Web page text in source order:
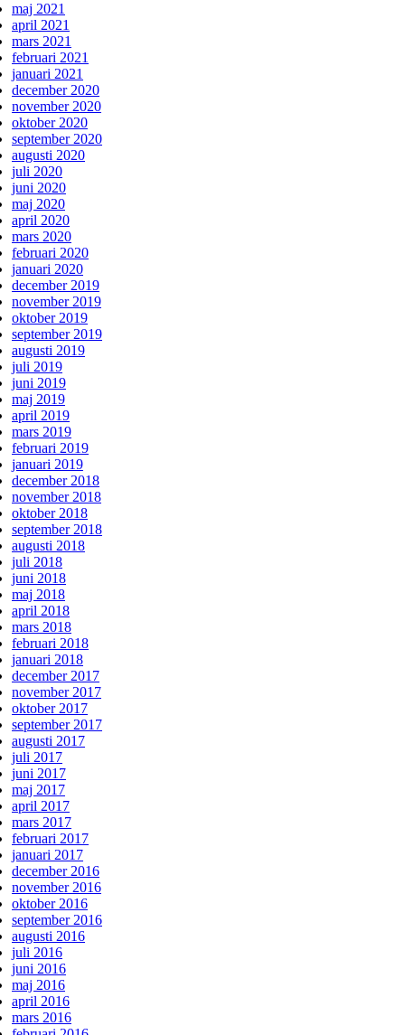
maj 2021
april 2021
mars 2021
februari 2021
januari 2021
december 2020
november 2020
oktober 2020
september 2020
augusti 2020
juli 2020
juni 2020
maj 2020
april 2020
mars 2020
februari 2020
januari 2020
december 2019
november 2019
oktober 2019
september 2019
augusti 2019
juli 2019
juni 2019
maj 2019
april 2019
mars 2019
februari 2019
januari 2019
december 2018
november 2018
oktober 2018
september 2018
augusti 2018
juli 2018
juni 2018
maj 2018
april 2018
mars 2018
februari 2018
januari 2018
december 2017
november 2017
oktober 2017
september 2017
augusti 2017
juli 2017
juni 2017
maj 2017
april 2017
mars 2017
februari 2017
januari 2017
december 2016
november 2016
oktober 2016
september 2016
augusti 2016
juli 2016
juni 2016
maj 2016
april 2016
mars 2016